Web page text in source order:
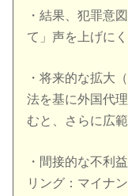
・結果、犯罪意
て」声を上げにく
・将来的な拡大
法を基に外国代
むと、さらに広
・間接的な不利
リング：マイナ